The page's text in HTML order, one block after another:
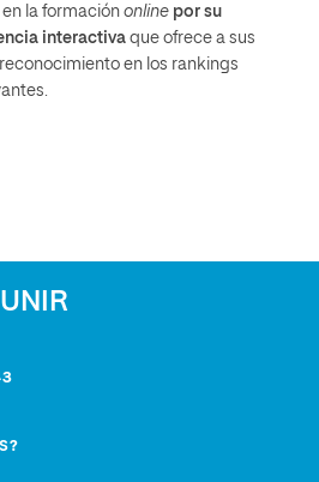
la formación online por su
interactiva que ofrece a sus
en los rankings